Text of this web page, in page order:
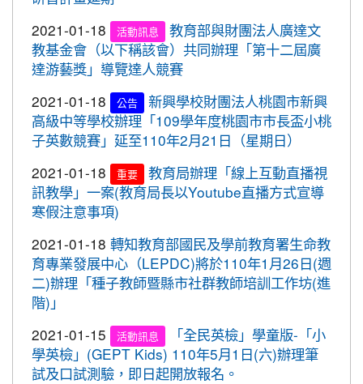
示豬肉原料原產地
2020-09-09 重要
『109年國家防災日演習』地震速
報演練，臨震應變「趴下、掩護、穩住」
2020-09-08 重要
車子在走，駕照要有。 交通部及
桃園市政府關心您！
重要
停一下海闊天空，讓一下保百年
身。 交通部及桃園市政府關心您！
2020-09-08 重要
清晨夜晚穿亮衣，運動散步才放
心。 交通部與桃園市政府關心您！
2020-10-27
賀!
本校學生參加109年第30屆會長盃
全國溜冰錦標賽成績優異
2020-10-27
賀!
本校學生參加109年桃園市基層運
動選手訓練站羽球類區域性對抗賽成績優異
2020-10-21 賀!
恭喜本校六年六班花逸珊同學參加
「桃園市109學年度學生美術比賽」獲得繪畫類第三
名! 四年四班黃品憲同學獲得繪畫類佳作!
2020-10-05 賀!
本校學生參加109年新竹縣運動i台
灣社區羽球聯誼賽成績優異
2020-09-10
賀!
本校學生參加109年桃園市運動會-
市長盃滑輪溜冰錦標賽暨109年全民運動會代表隊選
拔賽成績優異
2020-09-04
魂全國國小羽球分齡賽成績優異
2020-07-15 賀!
本校學生參加2020年第六屆新北市
寶獅萊夏季理事長盃溜冰錦標賽成績優異
2021-01-18
活動訊息
教育部與財團法人廣達文
教基金會（以下稱該會）共同辦理「第十二屆廣
達游藝獎」導覽達人競賽
2021-01-18
公告
新興學校財團法人桃園市新興
高級中等學校辦理「109學年度桃園市市長盃小桃
子英數競賽」延至110年2月21日（星期日）
2021-01-18
重要
教育局辦理「線上互動直播視
訊教學」一案(教育局長以Youtube直播方式宣導
寒假注意事項)
2021-01-18 轉知教育部國民及學前教育署生命教
育專業發展中心（LEPDC)將於110年1月26日(週
二)辦理「種子教師暨縣市社群教師培訓工作坊(進
階)」
2021-01-15
活動訊息
「全民英檢」學童版-「小
學英檢」(GEPT Kids) 110年5月1日(六)辦理筆
試及口試測驗，即日起開放報名。